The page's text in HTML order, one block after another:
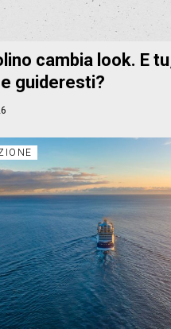
cambia look. E
guideresti?